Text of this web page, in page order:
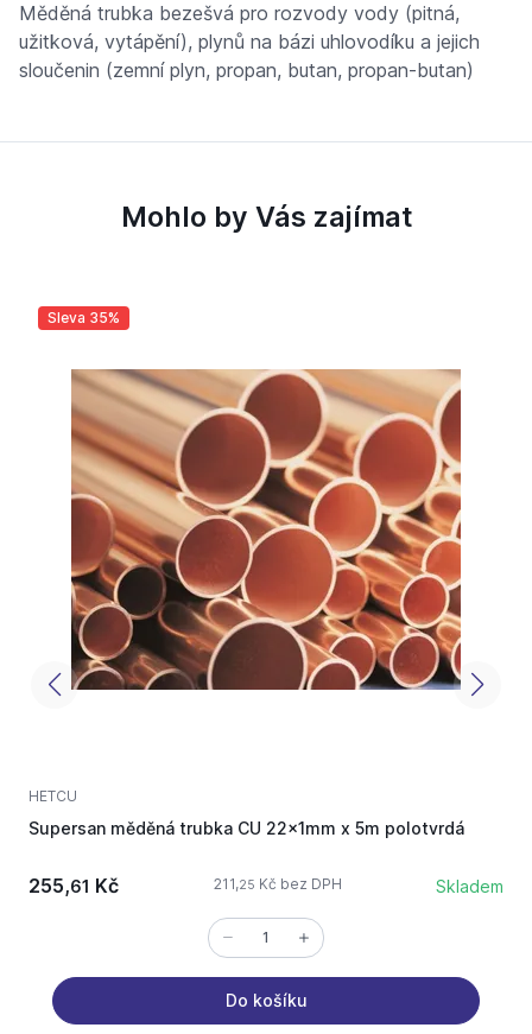
Měděná trubka bezešvá pro rozvody vody (pitná,
užitková, vytápění), plynů na bázi uhlovodíku a jejich
sloučenin (zemní plyn, propan, butan, propan-butan)
Mohlo by Vás zajímat
Sleva 35%
HETCU
Supersan měděná trubka CU 22x1mm x 5m polotvrdá
255,61 Kč 211,25 Kč bez DPH Skladem
Do košíku